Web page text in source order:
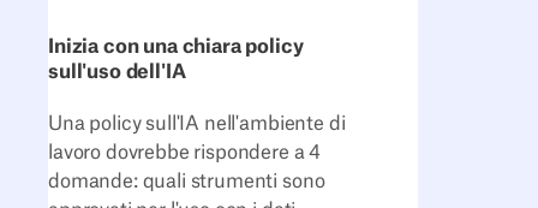
Inizia con una chiara policy
sull'uso dell'IA
Una policy sull'IA nell'ambiente di
lavoro dovrebbe rispondere a 4
domande: quali strumenti sono